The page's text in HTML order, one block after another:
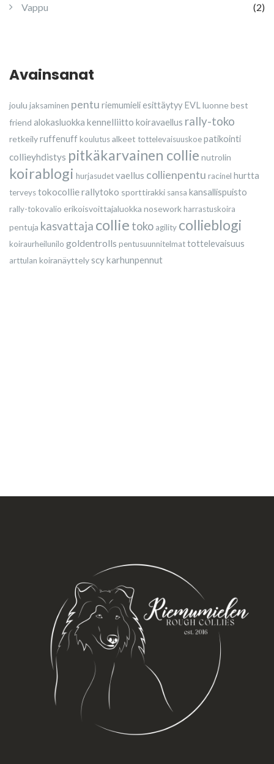
Vappu
(2)
Avainsanat
joulu jaksaminen pentu riemumieli esittäytyy EVL luonnebest
friend alokasluokka kennelliitto koiravaellus rally-toko
retkeilyruffenuffkoulutusalkeet tottelevaisuuskoepatikointi
collieyhdistys pitkäkarvainen collie nutrolin
koirablogi hurjasudetvaellus collienpentu racinel hurtta
terveystokocollierallytoko sporttirakki sansa kansallispuisto
rally-tokovalio erikoisvoittajaluokka noseworkharrastuskoira
pentuja kasvattaja collie toko agility collieblogi
koiraurheilunilo goldentrolls pentusuunnitelmattottelevaisuus
arttulan koiranäyttelyscykarhunpennut